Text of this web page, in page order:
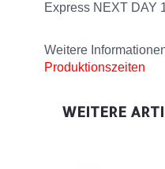
Express NEXT DAY
Weitere
Produktionszeiten
WEITERE